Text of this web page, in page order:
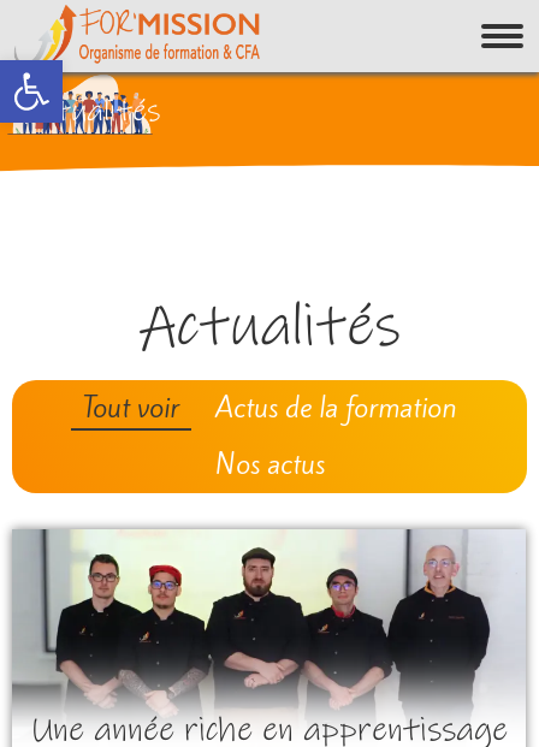
Ouvrir la barre d’outils
Actualités
Actualités
Tout voir
Actus de la formation
Nos actus
Une année riche en apprentissage